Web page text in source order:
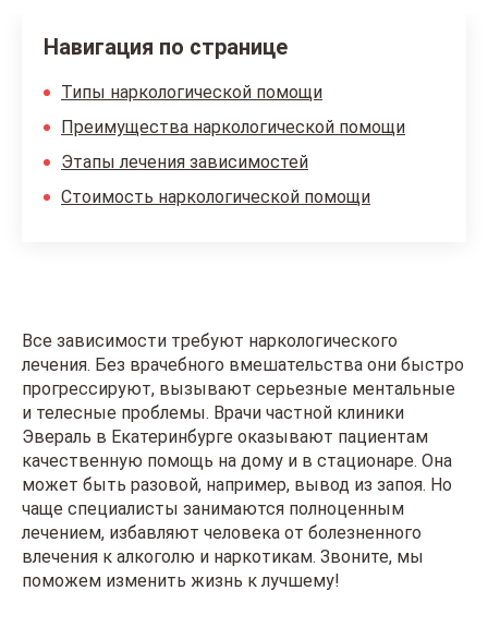
Навигация по странице
Типы наркологической помощи
Преимущества наркологической помощи
Этапы лечения зависимостей
Стоимость наркологической помощи
Все зависимости требуют наркологического
лечения. Без врачебного вмешательства они быстро
прогрессируют, вызывают серьезные ментальные
и телесные проблемы. Врачи частной клиники
Эвераль в Екатеринбурге оказывают пациентам
качественную помощь на дому и в стационаре. Она
может быть разовой, например, вывод из запоя. Но
чаще специалисты занимаются полноценным
лечением, избавляют человека от болезненного
влечения к алкоголю и наркотикам. Звоните, мы
поможем изменить жизнь к лучшему!